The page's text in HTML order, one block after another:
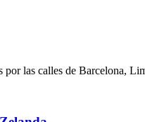
las calles de Barcelona,